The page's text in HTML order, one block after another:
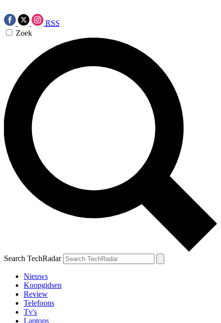
RSS
Zoek
Search TechRadar
Nieuws
Koopgidsen
Review
Telefoons
Tv's
Laptops